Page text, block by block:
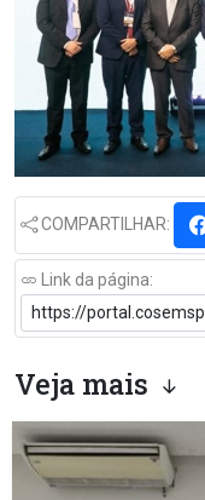
COMPARTILHAR:
Link da página:
Veja mais